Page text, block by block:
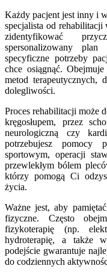
Każdy pacjent jest inny i
specjalista od
zidentyfikować
spersonalizowany
specyficzne potrzeby
chce osiągnąć.
metod terapeutycznych,
dolegliwości.
Proces rehabilitacji może
kręgosłupem, przez
neurologiczną czy
potrzebujesz pomocy
sportowym, operacji
przewlekłym bólem
którzy pomogą Ci
życia.
Ważne jest, aby
fizyczne. Często
fizykoterapię (np.
hydroterapię, a także
podejście gwarantuje
do codziennych